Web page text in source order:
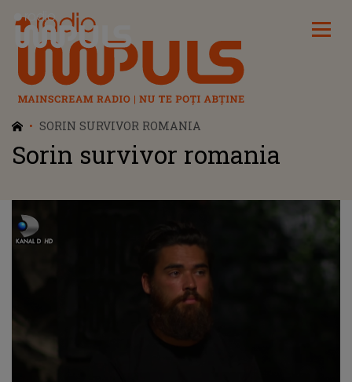
Radio Impuls
SORIN SURVIVOR ROMANIA
Sorin survivor romania